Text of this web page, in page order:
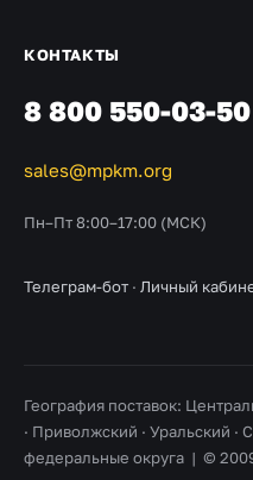
КОНТАКТЫ
8 800 550-03-50
sales@mpkm.org
Пн–Пт 8:00–17:00 (МСК)
Телеграм-бот · Личный
География поставок:
· Приволжский · Уральский ·
федеральные округа | ©